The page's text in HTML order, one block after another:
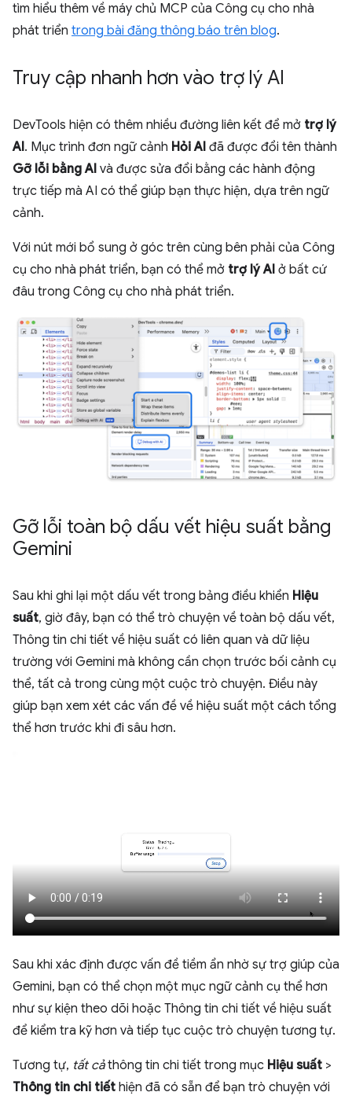
tìm hiểu thêm về máy chủ MCP của Công cụ cho nhà
phát triển trong bài đăng thông báo trên blog.
Truy cập nhanh hơn vào trợ lý AI
DevTools hiện có thêm nhiều đường liên kết để mở trợ lý
AI. Mục trình đơn ngữ cảnh Hỏi AI đã được đổi tên thành
Gỡ lỗi bằng AI và được sửa đổi bằng các hành động
trực tiếp mà AI có thể giúp bạn thực hiện, dựa trên ngữ
cảnh.
Với nút mới bổ sung ở góc trên cùng bên phải của Công
cụ cho nhà phát triển, bạn có thể mở trợ lý AI ở bất cứ
đâu trong Công cụ cho nhà phát triển.
Gỡ lỗi toàn bộ dấu vết hiệu suất bằng
Gemini
Sau khi ghi lại một dấu vết trong bảng điều khiển Hiệu
suất, giờ đây, bạn có thể trò chuyện về toàn bộ dấu vết,
Thông tin chi tiết về hiệu suất có liên quan và dữ liệu
trường với Gemini mà không cần chọn trước bối cảnh cụ
thể, tất cả trong cùng một cuộc trò chuyện. Điều này
giúp bạn xem xét các vấn đề về hiệu suất một cách tổng
thể hơn trước khi đi sâu hơn.
Sau khi xác định được vấn đề tiềm ẩn nhờ sự trợ giúp của
Gemini, bạn có thể chọn một mục ngữ cảnh cụ thể hơn
như sự kiện theo dõi hoặc Thông tin chi tiết về hiệu suất
để kiểm tra kỹ hơn và tiếp tục cuộc trò chuyện tương tự.
Tương tự, tất cảthông tin chi tiết trong mục Hiệu suất >
Thông tin chi tiết hiện đã có sẵn để bạn trò chuyện với